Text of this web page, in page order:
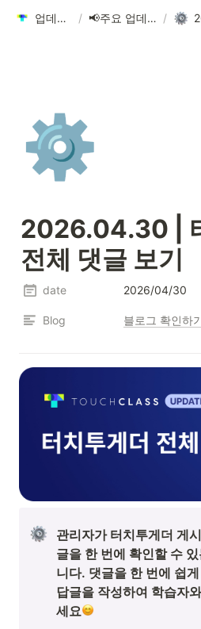
업데이트 안내 / 📢주요 업데이트 소식 /
⚙️
2026.04.30 |
전체 댓글 보기
date 2026/04/30
Blog 블로그 확인하
관리자가 터치투게더 게
글을 한 번에 확인할 수
니다. 댓글을 한 번에 쉽
답글을 작성하여 학습자
세요